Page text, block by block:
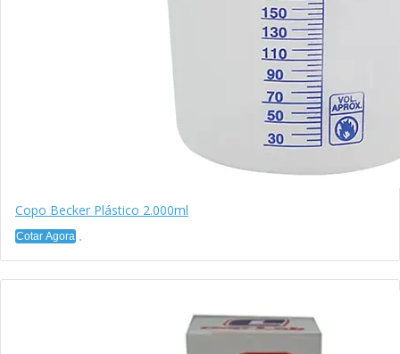
Copo Becker Plástico 2.000ml
Cotar Agora